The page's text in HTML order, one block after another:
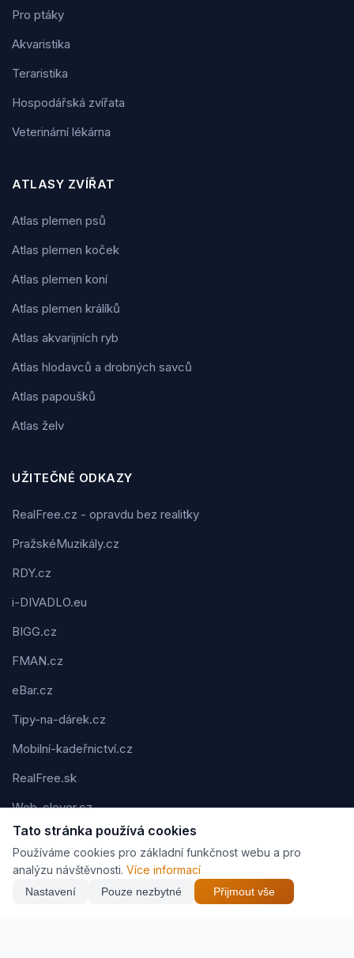
Pro ptáky
Akvaristika
Teraristika
Hospodářská zvířata
Veterinární lékárna
ATLASY ZVÍŘAT
Atlas plemen psů
Atlas plemen koček
Atlas plemen koní
Atlas plemen králíků
Atlas akvarijních ryb
Atlas hlodavců a drobných savců
Atlas papoušků
Atlas želv
UŽITEČNÉ ODKAZY
RealFree.cz - opravdu bez realitky
PražskéMuzikály.cz
RDY.cz
i-DIVADLO.eu
BIGG.cz
FMAN.cz
eBar.cz
Tipy-na-dárek.cz
Mobilní-kadeřnictví.cz
RealFree.sk
Web-clever.cz
Kvízov.cz
Karavaning.net
CVčko.eu
Tato stránka používá cookies
Používáme cookies pro základní funkčnost webu a pro
analýzu návštěvnosti. Více informací
Nastavení Pouze nezbytné Přijmout vše